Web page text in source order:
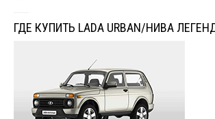
ГДЕ КУПИТЬ LADA URBAN/НИВА